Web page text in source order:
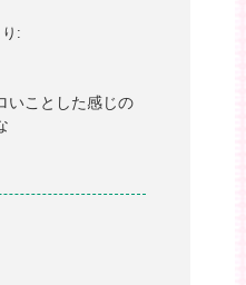
:
いことした感じの